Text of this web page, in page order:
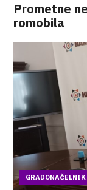
Prometne
romobila